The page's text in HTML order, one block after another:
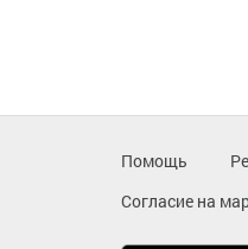
Помощь
Согласие на